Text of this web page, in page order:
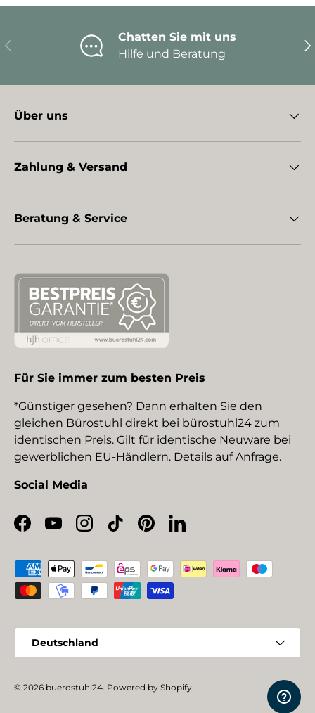
Vorherige
Chatten Sie mit uns
Hilfe und Beratung
Über uns
Zahlung & Versand
Beratung & Service
Für Sie immer zum besten Preis
*Günstiger gesehen? Dann erhalten Sie den
gleichen Bürostuhl direkt bei bürostuhl24 zum
identischen Preis. Gilt für identische Neuware bei
gewerblichen EU-Händlern. Details auf Anfrage.
Social Media
Facebook
YouTubeInstagram
TikTokPinterestLinkedIn
Zahlungsmethoden
Deutschland
© 2026 buerostuhl24. Powered by Shopify